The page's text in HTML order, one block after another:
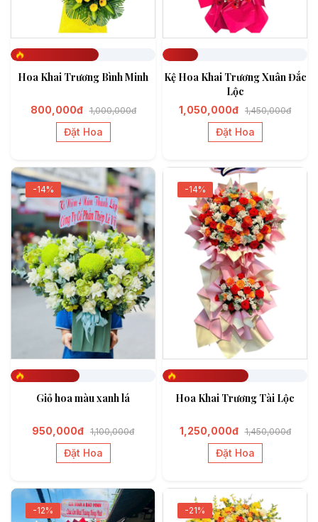
Hoa Khai Trương Bình Minh
800,000đ 1,000,000đ
Đặt Hoa
Kệ Hoa Khai Trương Xuân Đắc
Lộc
1,050,000đ 1,450,000đ
Đặt Hoa
-14%
Giỏ hoa màu xanh lá
950,000đ 1,100,000đ
Đặt Hoa
-14%
Hoa Khai Trương Tài Lộc
1,250,000đ 1,450,000đ
Đặt Hoa
-12% -21%